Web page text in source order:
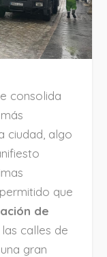
consolida
ciudad, algo
que
de
calles de
gran